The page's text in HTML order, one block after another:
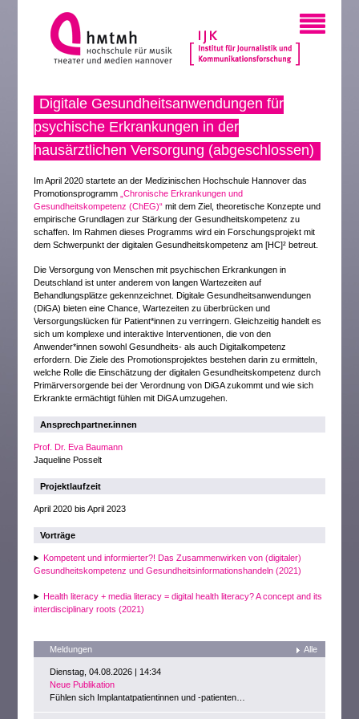
Digitale Gesundheitsanwendungen für
psychische Erkrankungen in der
hausärztlichen Versorgung (abgeschlossen)
Im April 2020 startete an der Medizinischen Hochschule Hannover das
Promotionsprogramm „Chronische Erkrankungen und
Gesundheitskompetenz (ChEG)“ mit dem Ziel, theoretische Konzepte und
empirische Grundlagen zur Stärkung der Gesundheitskompetenz zu
schaffen. Im Rahmen dieses Programms wird ein Forschungsprojekt mit
dem Schwerpunkt der digitalen Gesundheitskompetenz am [HC]² betreut.
Die Versorgung von Menschen mit psychischen Erkrankungen in
Deutschland ist unter anderem von langen Wartezeiten auf
Behandlungsplätze gekennzeichnet. Digitale Gesundheitsanwendungen
(DiGA) bieten eine Chance, Wartezeiten zu überbrücken und
Versorgungslücken für Patient*innen zu verringern. Gleichzeitig handelt es
sich um komplexe und interaktive Interventionen, die von den
Anwender*innen sowohl Gesundheits- als auch Digitalkompetenz
erfordern. Die Ziele des Promotionsprojektes bestehen darin zu ermitteln,
welche Rolle die Einschätzung der digitalen Gesundheitskompetenz durch
Primärversorgende bei der Verordnung von DiGA zukommt und wie sich
Erkrankte ermächtigt fühlen mit DiGA umzugehen.
Ansprechpartner.innen
Prof. Dr. Eva Baumann
Jaqueline Posselt
Projektlaufzeit
April 2020 bis April 2023
Vorträge
Kompetent und informierter?! Das Zusammenwirken von (digitaler)
Gesundheitskompetenz und Gesundheitsinformationshandeln (2021)
Health literacy + media literacy = digital health literacy? A concept and its
interdisciplinary roots (2021)
Meldungen Alle
Dienstag, 04.08.2026 | 14:34
Neue Publikation
Fühlen sich Implantatpatientinnen und -patienten…